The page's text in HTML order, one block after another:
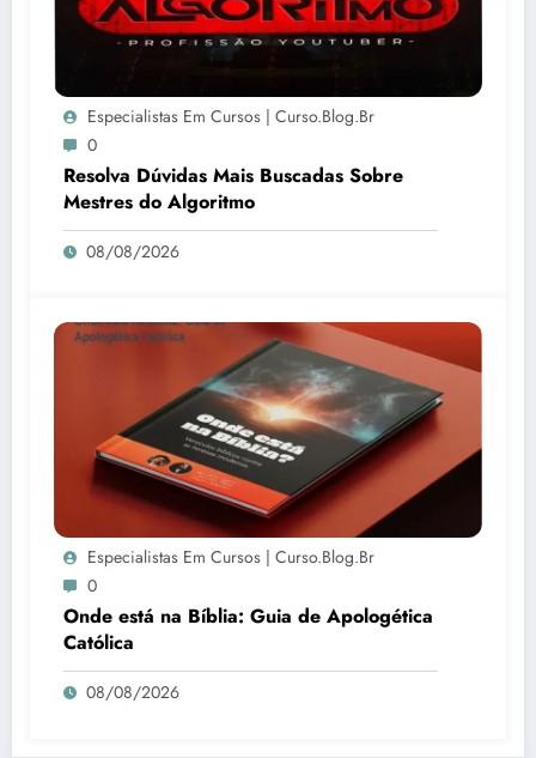
Especialistas Em Cursos | Curso.blog.br
0
Resolva Dúvidas Mais Buscadas Sobre
Mestres do Algoritmo
08/08/2026
Especialistas Em Cursos | Curso.blog.br
0
Onde está na Bíblia: Guia de Apologética
Católica
08/08/2026